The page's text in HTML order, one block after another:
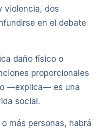
violencia, dos
en el debate
daño físico o
proporcionales
—explica— es una
social.
más personas, habrá